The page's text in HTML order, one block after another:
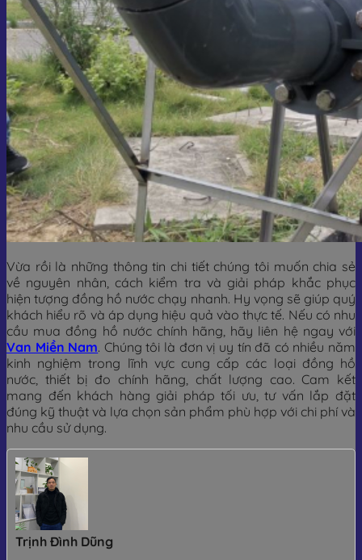
Vừa rồi là những thông tin chi tiết chúng tôi muốn chia sẻ
về nguyên nhân, cách kiểm tra và giải pháp khắc phục
hiện tượng đồng hồ nước chạy nhanh. Hy vọng sẽ giúp quý
khách hiểu rõ và áp dụng hiệu quả vào thực tế. Nếu có nhu
cầu mua đồng hồ nước chính hãng, hãy liên hệ ngay với
Van Miền Nam. Chúng tôi là đơn vị uy tín đã có nhiều năm
kinh nghiệm trong lĩnh vực cung cấp các loại đồng hồ
nước, thiết bị đo chính hãng, chất lượng cao. Cam kết
mang đến khách hàng giải pháp tối ưu, tư vấn lắp đặt
đúng kỹ thuật và lựa chọn sản phẩm phù hợp với chi phí và
nhu cầu sử dụng.
Trịnh Đình Dũng